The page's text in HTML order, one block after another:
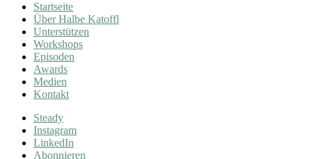
Startseite
Über Halbe Katoffl
Unterstützen
Workshops
Episoden
Awards
Medien
Kontakt
Steady
Instagram
LinkedIn
Abonnieren